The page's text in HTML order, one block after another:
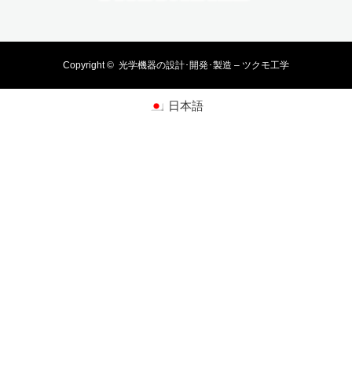
Copyright © 光学機器の設計･開発･製造 – ツクモ工学
日本語